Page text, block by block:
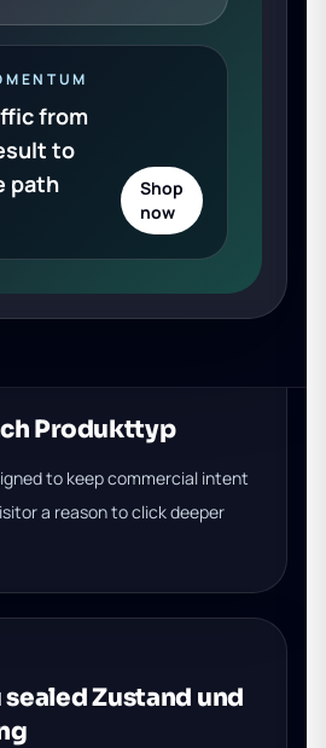
from
to
path
Shop
now
Produkttyp
to keep commercial intent
a reason to click deeper
Zustand und